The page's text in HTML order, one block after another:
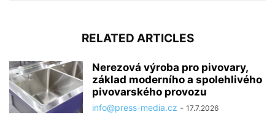
RELATED ARTICLES
Nerezová výroba pro pivovary,
základ moderního a spolehlivého
pivovarského provozu
info@press-media.cz - 17.7.2026